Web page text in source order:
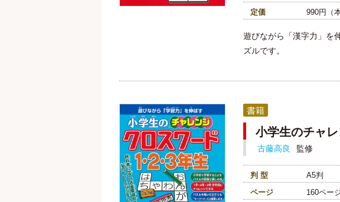
定価
990円（
遊びながら「漢字力」を
ズルです。
書籍
小学生のチャ
古藤高良 監修
判 型
A5判
ページ
160ペー